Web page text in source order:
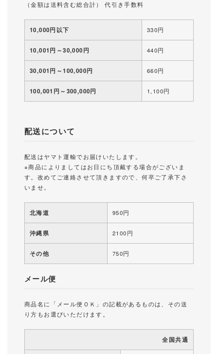
（金額は送料含む総合計） 代引き手数料
10,000円以下 330円
10,001円～30,000円 440円
30,001円～100,000円 660円
100,001円～300,000円 1,100円
配送について
配送はヤマト運輸でお届けいたします。
※商品によりましてはお日にち頂戴する場合がございま
す。改めてご連絡させて頂きますので、何卒ご了承下さ
いませ。
北海道 950円
沖縄県 2100円
その他 750円
メール便
商品名に「メール便ＯＫ」の記載があるものは、その送
り方もお選びいただけます。
全国共通